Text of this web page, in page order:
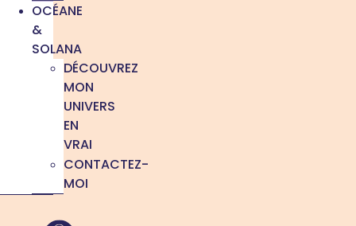
OCÉANE
&
SOLANA
DÉCOUVREZ
MON
UNIVERS
EN
VRAI
CONTACTEZ-
MOI